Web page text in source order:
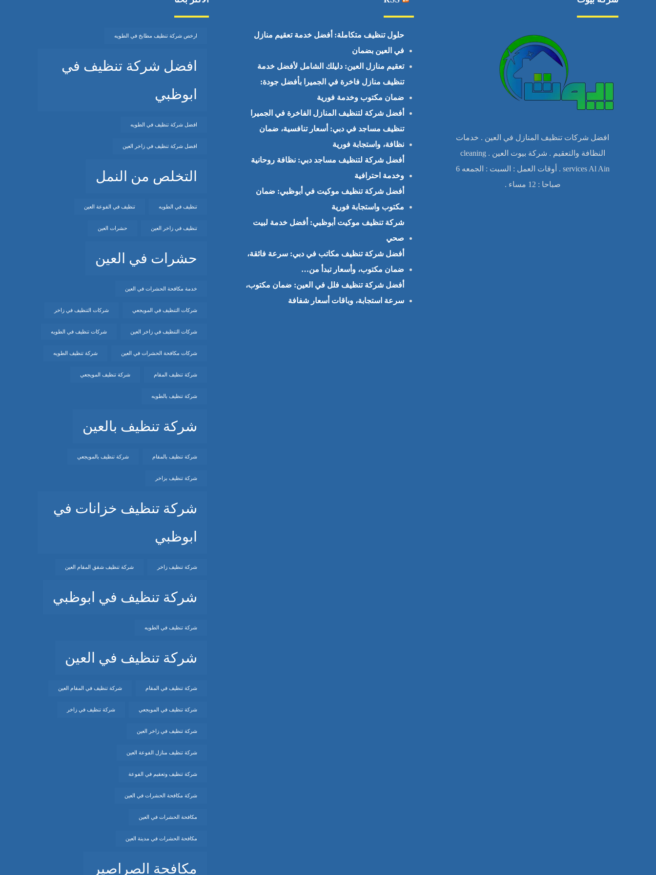
افضل شركات تنظيف المنازل في العين . خدمات
النظافة والتعقيم . شركة بيوت العين . cleaning
services Al Ain . أوقات العمل : السبت : الجمعه 6
صباحا : 12 مساء .
حلول تنظيف متكاملة: أفضل خدمة تعقيم منازل
في العين بضمان
تعقيم منازل العين: دليلك الشامل لأفضل خدمة
تنظيف منازل فاخرة في الجميرا بأفضل جودة:
ضمان مكتوب وخدمة فورية
أفضل شركة لتنظيف المنازل الفاخرة في الجميرا
تنظيف مساجد في دبي: أسعار تنافسية، ضمان
نظافة، واستجابة فورية
أفضل شركة لتنظيف مساجد دبي: نظافة روحانية
وخدمة احترافية
أفضل شركة تنظيف موكيت في أبوظبي: ضمان
مكتوب واستجابة فورية
شركة تنظيف موكيت أبوظبي: أفضل خدمة لبيت
صحي
أفضل شركة تنظيف مكاتب في دبي: سرعة فائقة،
ضمان مكتوب، وأسعار تبدأ من…
أفضل شركة تنظيف فلل في العين: ضمان مكتوب،
سرعة استجابة، وباقات أسعار شفافة
ارخص شركة تنظيف مطابخ في الطويه
افضل شركة تنظيف في
ابوظبي
افضل شركة تنظيف في الطويه
افضل شركة تنظيف في زاخر العين
التخلص من النمل
تنظيف في الطويه تنظيف في الفوعة العين
تنظيف في زاخر العين حشرات العين
حشرات في العين
خدمة مكافحة الحشرات في العين
شركات التنظيف في المويجعي شركات التنظيف في زاخر
شركات التنظيف في زاخر العين شركات تنظيف في الطويه
شركات مكافحة الحشرات في العين شركة تنظيف الطويه
شركة تنظيف المقام شركة تنظيف المويجعي
شركة تنظيف بالطويه
شركة تنظيف بالعين
شركة تنظيف بالمقام شركة تنظيف بالمويجعي
شركة تنظيف بزاخر
شركة تنظيف خزانات في
ابوظبي
شركة تنظيف زاخر شركة تنظيف شقق المقام العين
شركة تنظيف في ابوظبي
شركة تنظيف في الطويه
شركة تنظيف في العين
شركة تنظيف في المقام شركة تنظيف في المقام العين
شركة تنظيف في المويجعي شركة تنظيف في زاخر
شركة تنظيف في زاخر العين
شركة تنظيف منازل الفوعة العين
شركة تنظيف وتعقيم في الفوعة
شركة مكافحة الحشرات في العين
مكافحة الحشرات في العين
مكافحة الحشرات في مدينة العين
مكافحة الصراصير